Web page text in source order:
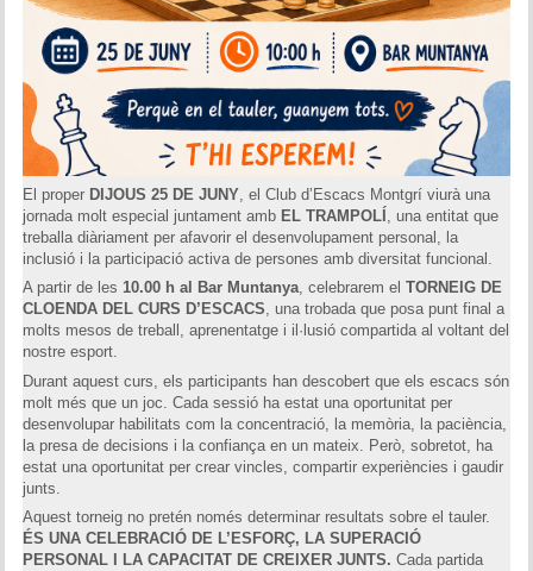
INFORMACIÓ
Història del club
Memòries
Teoria i problemes
Obertures
Problemes
Tàctica
Llibres
Altres tornejos
El proper DIJOUS 25 DE JUNY , el Club d’Escacs Montgrí viurà una
jornada molt especial juntament amb EL TRAMPOLÍ
, una entitat que
treballa diàriament per afavorir el desenvolupament personal, la
inclusió i la participació activa de persones amb diversitat funcional.
A partir de les 10.00 h al Bar Muntanya, celebrarem el TORNEIG DE
CLOENDA DEL CURS D’ESCACS, una trobada que posa punt final a
molts mesos de treball, aprenentatge i il·lusió compartida al voltant del
nostre esport.
Durant aquest curs, els participants han descobert que els escacs són
molt més que un joc. Cada sessió ha estat una oportunitat per
desenvolupar habilitats com la concentració, la memòria, la paciència,
la presa de decisions i la confiança en un mateix. Però, sobretot, ha
estat una oportunitat per crear vincles, compartir experiències i gaudir
junts.
Aquest torneig no pretén només determinar resultats sobre el tauler.
ÉS UNA CELEBRACIÓ DE L’ESFORÇ, LA SUPERACIÓ
PERSONAL I LA CAPACITAT DE CREIXER JUNTS. Cada partida